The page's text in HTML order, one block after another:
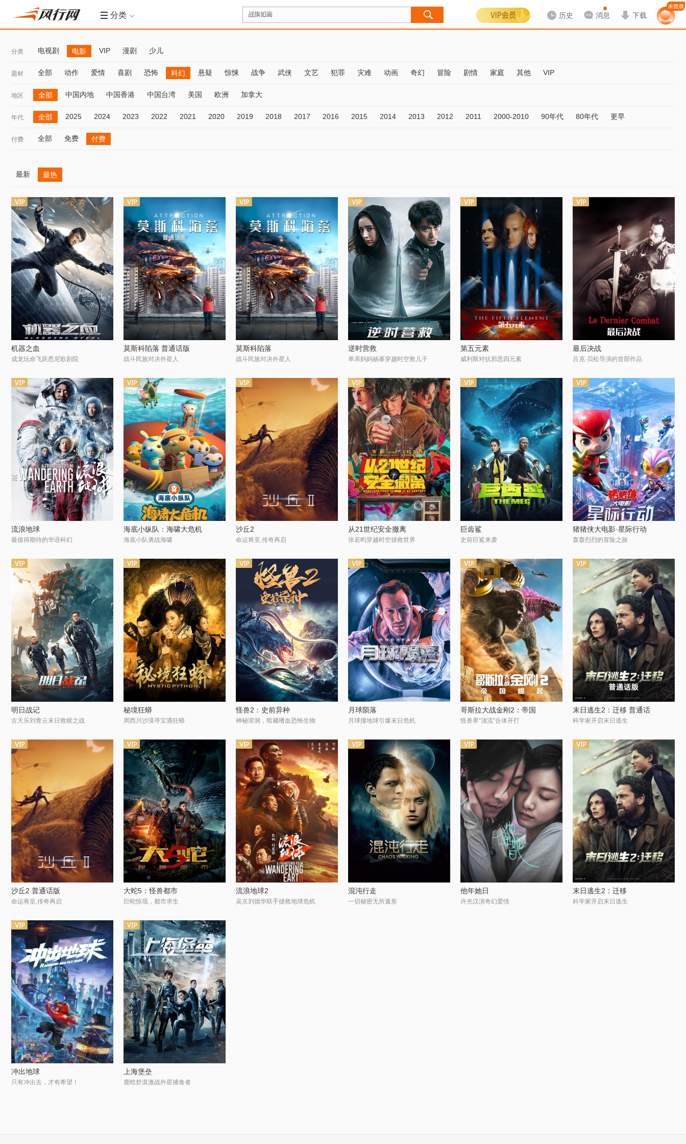
分类 历史 消息 下载
分类 电视剧 电影 VIP 漫剧 少儿
题材 全部 动作 爱情 喜剧 恐怖 科幻 悬疑 惊悚 战争 武侠 文艺 犯罪 灾难 动画 奇幻 冒险 剧情 家庭 其他 VIP
地区 全部 中国内地 中国香港 中国台湾 美国 欧洲 加拿大
年代 全部 2025 2024 2023 2022 2021 2020 2019 2018 2017 2016 2015 2014 2013 2012 2011 2000-2010 90年代 80年代 更早
付费 全部 免费 付费
最新 最热
机器之血
成龙玩命飞跃悉尼歌剧院
莫斯科陷落 普通话版
战斗民族对决外星人
莫斯科陷落
战斗民族对决外星人
逆时营救
单亲妈妈杨幂穿越时空救儿子
第五元素
威利斯对抗邪恶四元素
最后决战
吕克·贝松导演的首部作品
流浪地球
最值得期待的华语科幻
海底小纵队：海啸大危机
海底小队勇战海啸
沙丘2
命运将至,传奇再启
从21世纪安全撤离
张若昀穿越时空拯救世界
巨齿鲨
史前巨鲨来袭
猪猪侠大电影·星际行动
轰轰烈烈的冒险之旅
明日战记
古天乐刘青云末日救赎之战
秘境狂蟒
周西川沙漠寻宝遇狂蟒
怪兽2：史前异种
神秘溶洞，暗藏嗜血恐怖生物
月球陨落
月球撞地球引爆末日危机
哥斯拉大战金刚2：帝国
怪兽界“顶流”合体开打
末日逃生2：迁移 普通话
科学家开启末日逃生
沙丘2 普通话版
命运将至,传奇再启
大蛇5：怪兽都市
巨蛇惊现，都市求生
流浪地球2
吴京刘德华联手拯救地球危机
混沌行走
一切秘密无所遁形
他年她日
许光汉演奇幻爱情
末日逃生2：迁移
科学家开启末日逃生
冲出地球
只有冲出去，才有希望！
上海堡垒
鹿晗舒淇激战外星捕食者